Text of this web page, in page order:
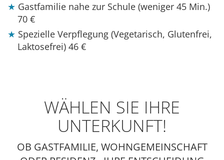
Gastfamilie nahe zur Schule (weniger 45 Min.)
70 €
Spezielle Verpflegung (Vegetarisch, Glutenfrei,
Laktosefrei) 46 €
WÄHLEN SIE IHRE
UNTERKUNFT!
OB GASTFAMILIE, WOHNGEMEINSCHAFT